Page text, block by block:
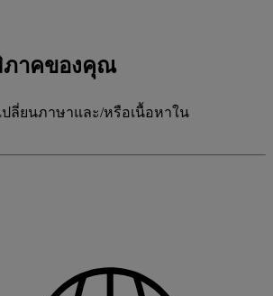
ภาคของคุณ
ปลี่ยนภาษาและ/หรือเนื้อหาใน